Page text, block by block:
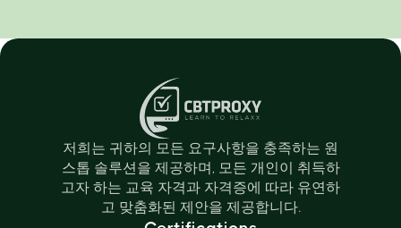
저희는 귀하의 모든 요구사항을 충족하는 원
스톱 솔루션을 제공하며, 모든 개인이 취득하
고자 하는 교육 자격과 자격증에 따라 유연하
고 맞춤화된 제안을 제공합니다.